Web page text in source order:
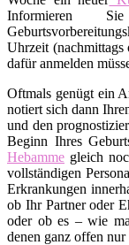
Informieren
Uhrzeit (nachmittags
dafür anmelden
Oftmals genügt ein
notiert sich dann
und den
Beginn Ihres
Hebamme gleich
vollständigen
Erkrankungen
ob Ihr Partner oder
oder ob es – wie
denen ganz offen